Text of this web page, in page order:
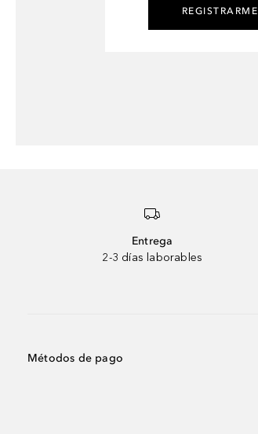
REGISTRARME
Entrega
2-3 días laborables
Métodos de pago